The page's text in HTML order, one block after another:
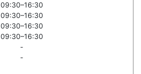
09:30–16:30
09:30–16:30
09:30–16:30
09:30–16:30
-
-